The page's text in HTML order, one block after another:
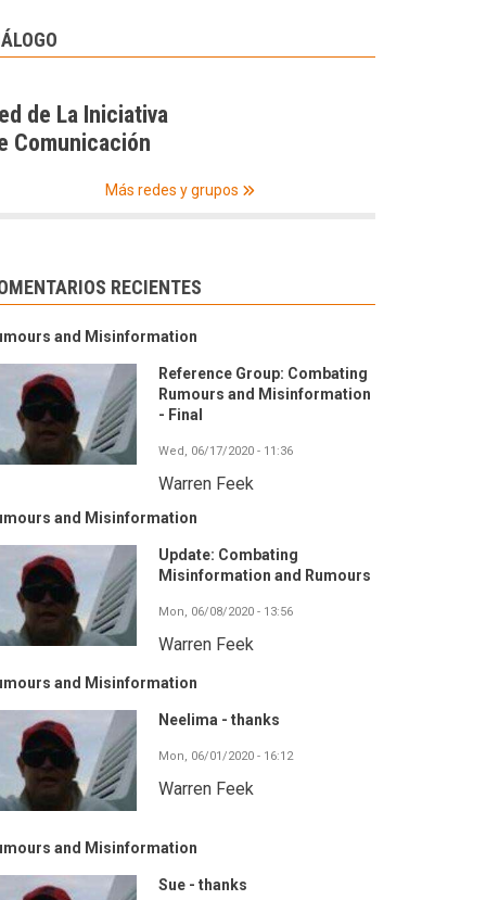
de La Iniciativa
Comunicación
Más redes y grupos
RECIENTES
and Misinformation
Reference Group: Combating
Rumours and Misinformation
- Final
Wed, 06/17/2020 - 11:36
Warren Feek
and Misinformation
Update: Combating
Misinformation and Rumours
Mon, 06/08/2020 - 13:56
Warren Feek
and Misinformation
Neelima - thanks
Mon, 06/01/2020 - 16:12
Warren Feek
and Misinformation
Sue - thanks